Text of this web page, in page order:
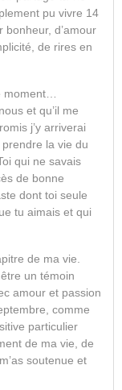
pu vivre 14
d’amour
de rires en
moment…
et qu’il me
j’y arriverai
la vie du
qui ne savais
de bonne
dont toi seule
tu aimais et qui
de ma vie.
un témoin
amour et passion
comme
particulier
de ma vie, de
soutenue et